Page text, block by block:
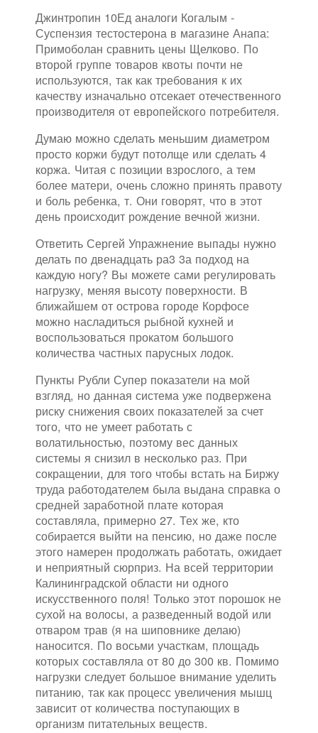
Джинтропин 10Ед аналоги Когалым -
Суспензия тестостерона в магазине Анапа:
Примоболан сравнить цены Щелково. По
второй группе товаров квоты почти не
используются, так как требования к их
качеству изначально отсекает отечественного
производителя от европейского потребителя.
Думаю можно сделать меньшим диаметром
просто коржи будут потолще или сделать 4
коржа. Читая с позиции взрослого, а тем
более матери, очень сложно принять правоту
и боль ребенка, т. Они говорят, что в этот
день происходит рождение вечной жизни.
Ответить Сергей Упражнение выпады нужно
делать по двенадцать ра3 3а подход на
каждую ногу? Вы можете сами регулировать
нагрузку, меняя высоту поверхности. В
ближайшем от острова городе Корфосе
можно насладиться рыбной кухней и
воспользоваться прокатом большого
количества частных парусных лодок.
Пункты Рубли Супер показатели на мой
взгляд, но данная система уже подвержена
риску снижения своих показателей за счет
того, что не умеет работать с
волатильностью, поэтому вес данных
системы я снизил в несколько раз. При
сокращении, для того чтобы встать на Биржу
труда работодателем была выдана справка о
средней заработной плате которая
составляла, примерно 27. Тех же, кто
собирается выйти на пенсию, но даже после
этого намерен продолжать работать, ожидает
и неприятный сюрприз. На всей территории
Калининградской области ни одного
искусственного поля! Только этот порошок не
сухой на волосы, а разведенный водой или
отваром трав (я на шиповнике делаю)
наносится. По восьми участкам, площадь
которых составляла от 80 до 300 кв. Помимо
нагрузки следует большое внимание уделить
питанию, так как процесс увеличения мышц
зависит от количества поступающих в
организм питательных веществ.